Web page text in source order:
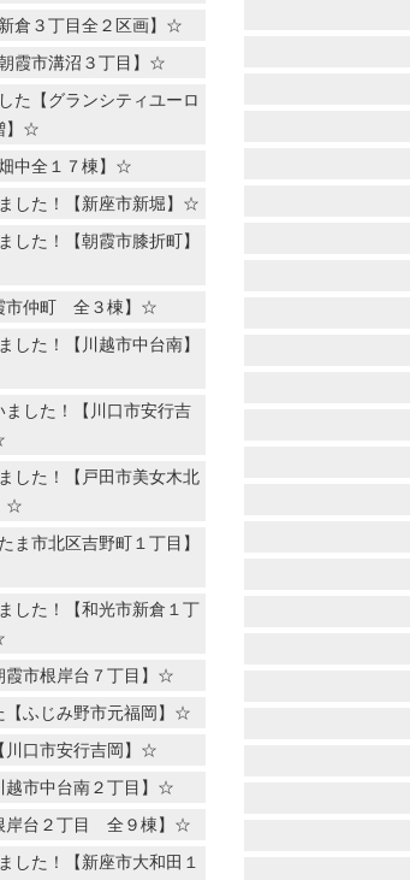
倉３丁目全２区画】☆
霞市溝沼３丁目】☆
た【グランシティユーロ
】☆
中全１７棟】☆
した！【新座市新堀】☆
た！【朝霞市膝折町】
市仲町 全３棟】☆
た！【川越市中台南】
した！【川口市安行吉
した！【戸田市美女木北
☆
市北区吉野町１丁目】
した！【和光市新倉１丁
霞市根岸台７丁目】☆
ふじみ野市元福岡】☆
川口市安行吉岡】☆
越市中台南２丁目】☆
岸台２丁目 全９棟】☆
した！【新座市大和田１